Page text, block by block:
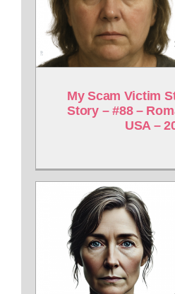
My Scam Victim
Story – #88 –
USA –